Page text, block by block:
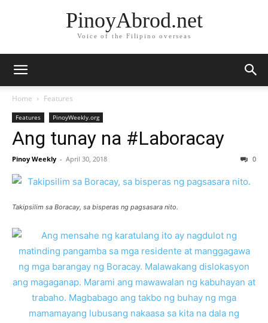
PinoyAbrod.net
Voice of the Filipino overseas
Home Features
Features PinoyWeekly.org
Ang tunay na #Laboracay
Pinoy Weekly - April 30, 2018 0
Takipsilim sa Boracay, sa bisperas ng pagsasara nito.